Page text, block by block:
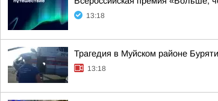
13:18
Трагедия в Муйском районе
13:18